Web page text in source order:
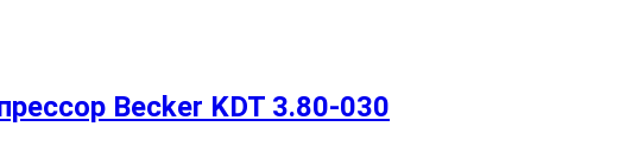
Becker KDT 3.80-030